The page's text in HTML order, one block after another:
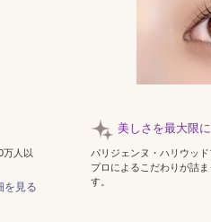
キープ
LEDエ
ッチリ
ク]
万人以
を見る
美しさを最大限
パリジェンヌ・ハリウッ
プロによるこだわりが詰
す。